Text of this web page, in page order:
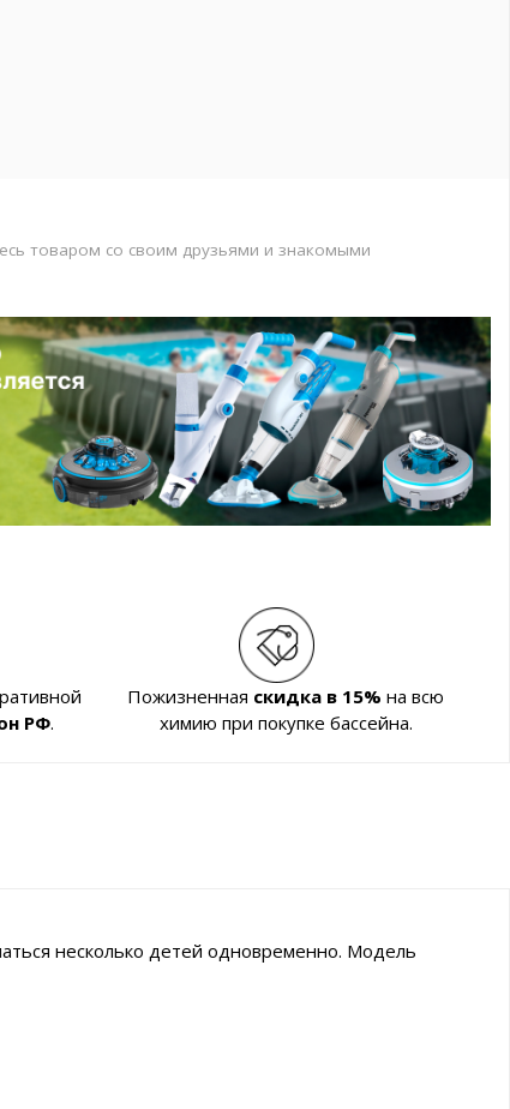
товаром со своим друзьями и знакомыми
РФ.
Пожизненная скидка в 15% на всю
химию при покупке бассейна.
несколько детей одновременно. Модель